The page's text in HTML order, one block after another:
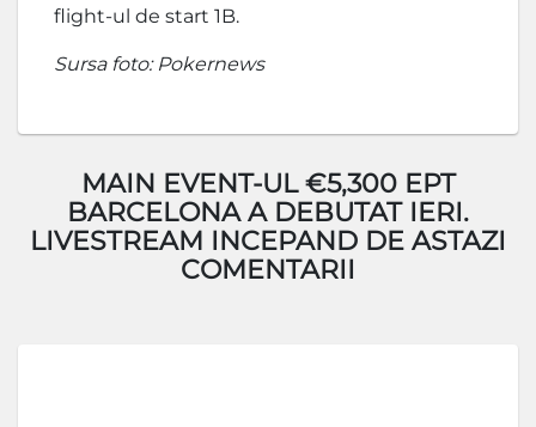
flight-ul de start 1B.
Sursa foto: Pokernews
MAIN EVENT-UL €5,300 EPT
BARCELONA A DEBUTAT IERI.
LIVESTREAM INCEPAND DE ASTAZI
COMENTARII